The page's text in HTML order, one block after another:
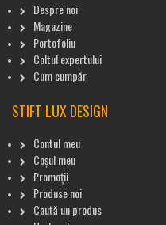
Despre noi
Magazine
Portofoliu
Coltul expertului
Cum cumpăr
STIFT LUX DESIGN
Contul meu
Coșul meu
Promoții
Produse noi
Caută un produs